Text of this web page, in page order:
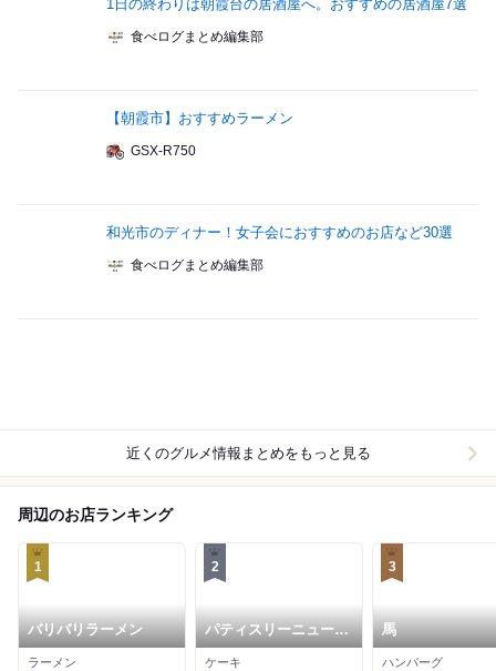
1日の終わりは朝霞台の居酒屋へ。おすすめの居酒屋7選
食べログまとめ編集部
【朝霞市】おすすめラーメン
GSX-R750
和光市のディナー！女子会におすすめのお店など30選
食べログまとめ編集部
近くのグルメ情報まとめをもっと見る
周辺のお店ランキング
1
バリバリラーメン
ラーメン
2
パティスリーニューア
マンド 野火止本店
ケーキ
3
馬
ハンバーグ